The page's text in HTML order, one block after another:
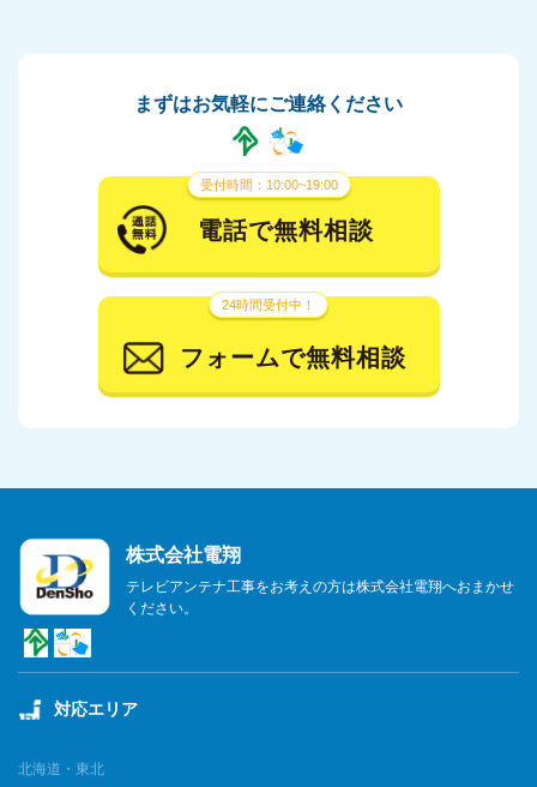
まずはお気軽にご連絡ください
受付時間：10:00~19:00
電話で無料相談
24時間受付中！
フォームで無料相談
株式会社電翔
テレビアンテナ工事をお考えの方は株式会社電翔へおまかせ
ください。
対応エリア
北海道・東北